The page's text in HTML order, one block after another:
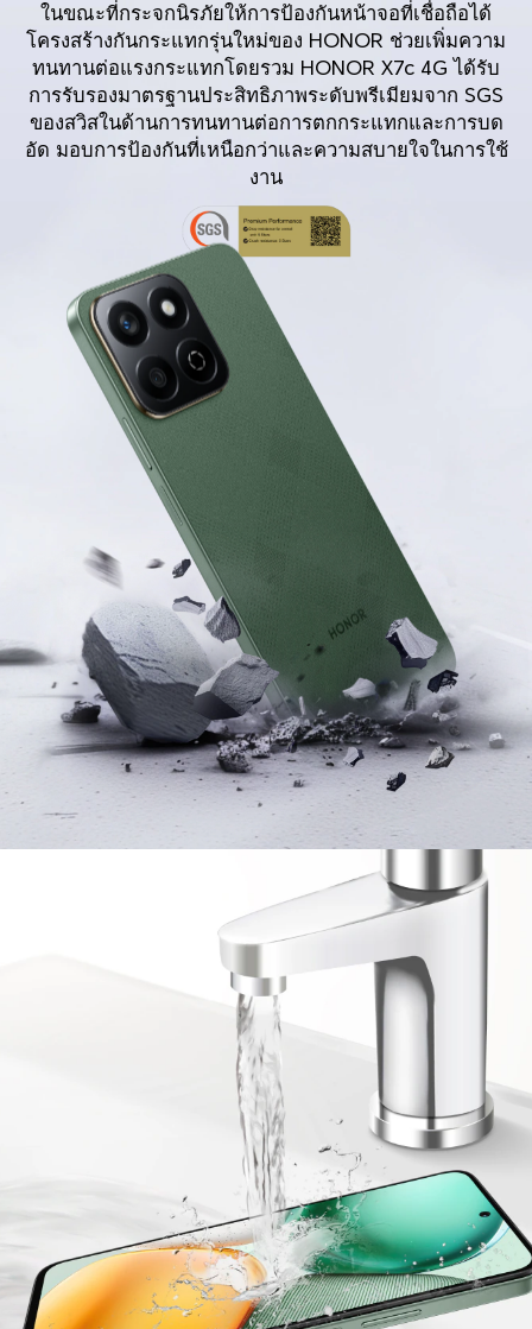
ในขณะที่กระจกนิรภัยให้การป้องกันหน้าจอที่เชื่อถือได้
โครงสร้างกันกระแทกรุ่นใหม่ของ HONOR ช่วยเพิ่มความ
ทนทานต่อแรงกระแทกโดยรวม HONOR X7c 4G ได้รับ
การรับรองมาตรฐานประสิทธิภาพระดับพรีเมียมจาก SGS
ของสวิสในด้านการทนทานต่อการตกกระแทกและการบด
อัด มอบการป้องกันที่เหนือกว่าและความสบายใจในการใช้
งาน